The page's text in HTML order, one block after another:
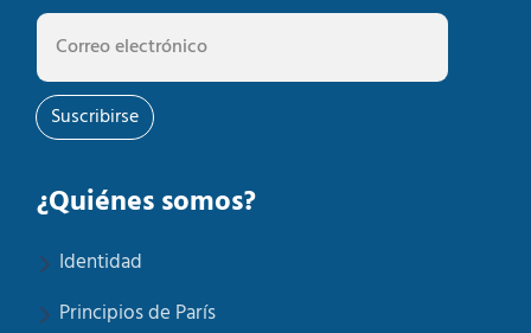
Suscribirse
¿Quiénes somos?
Identidad
Principios de París